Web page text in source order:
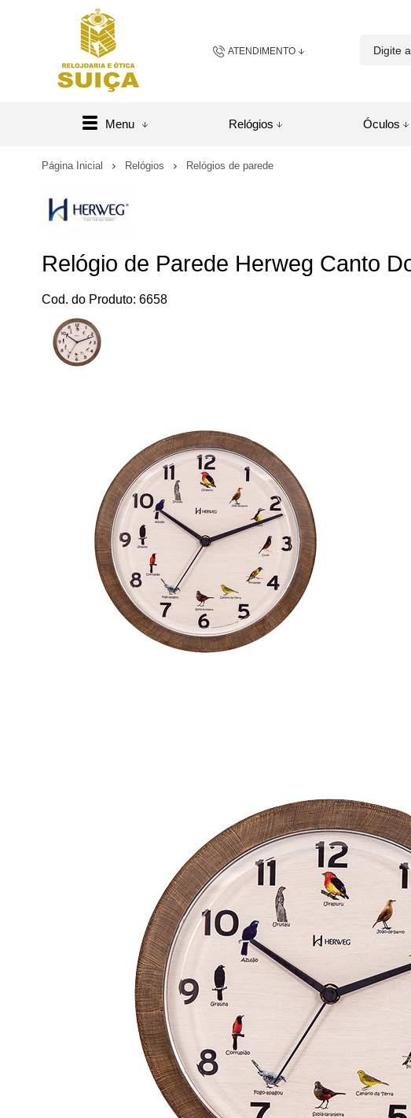
ATENDIMENTO
(48) 98481-8250
sac@relojoariaeoticasuica.com.br
Menu Relógios Óculos
Página Inicial Relógios Relógios de parede
Relógio de Parede Herweg Canto
Cod. do Produto: 6658